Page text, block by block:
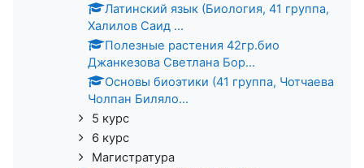
Латинский язык (Биология, 41 группа,
Халилов Саид ...
Полезные растения 42гр.био
Джанкезова Светлана Бор...
Основы биоэтики (41 группа, Чотчаева
Чолпан Биляло...
5 курс
6 курс
Магистратура